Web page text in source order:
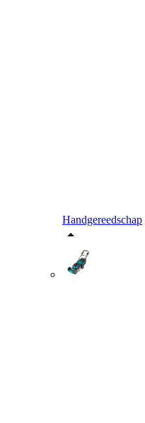
Handgereedschap